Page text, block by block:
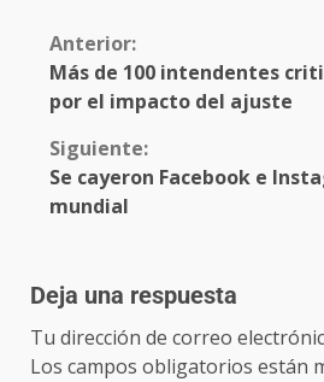
Anterior:
Más de 100 intendentes
por el impacto del ajuste
Siguiente:
Se cayeron Facebook e
mundial
Deja una respuesta
Tu dirección de correo
Los campos obligatorios están